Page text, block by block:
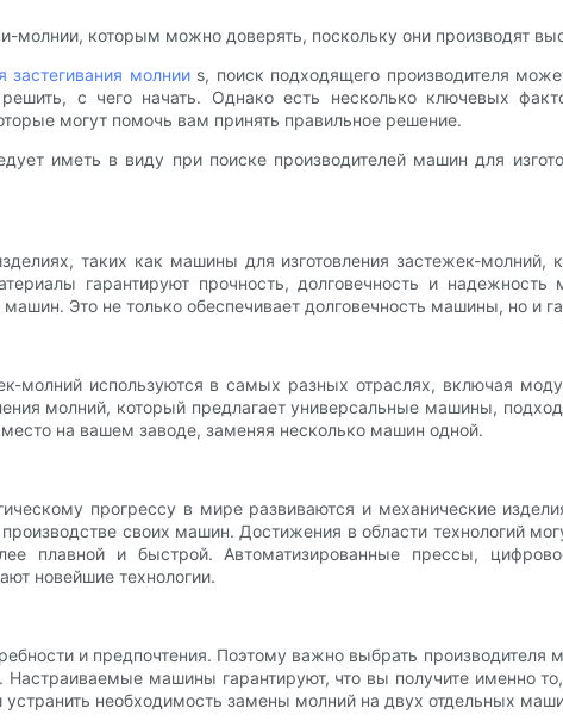
молнии, которым можно доверять, поскольку они производят
застегивания молнии s, поиск подходящего производителя
с чего начать. Однако есть несколько ключевых
могут помочь вам принять правильное решение.
иметь в виду при поиске производителей машин для
таких как машины для изготовления застежек-
гарантируют прочность, долговечность и
Это не только обеспечивает долговечность машины, но и
молний используются в самых разных отраслях, включая
молний, который предлагает универсальные машины,
на вашем заводе, заменяя несколько машин одной.
прогрессу в мире развиваются и механические
производстве своих машин. Достижения в области технологий
плавной и быстрой. Автоматизированные прессы,
новейшие технологии.
и предпочтения. Поэтому важно выбрать
машины гарантируют, что вы получите именно
необходимость замены молний на двух отдельных